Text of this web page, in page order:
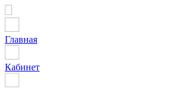
Главная
Кабинет